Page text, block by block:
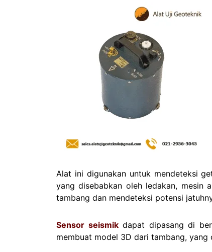
Alat ini digunakan untuk mendeteksi
yang disebabkan oleh ledakan, mesin
tambang dan mendeteksi potensi
Sensor seismikdapat dipasang di
membuat model 3D dari tambang,